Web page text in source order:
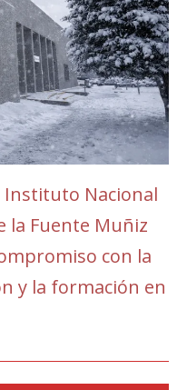
Instituto Nacional
la Fuente Muñiz
con la
y la formación en